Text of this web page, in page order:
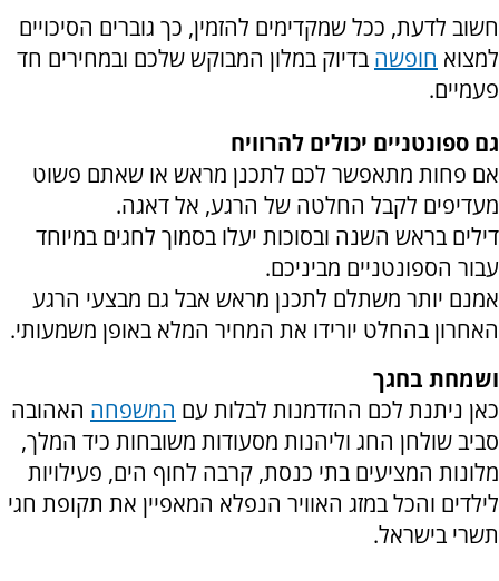
חשוב לדעת, ככל שמקדימים להזמין, כך גוברים הסיכויים
למצוא חופשה בדיוק במלון המבוקש שלכם ובמחירים חד
פעמיים.
גם ספונטניים יכולים להרוויח
אם פחות מתאפשר לכם לתכנן מראש או שאתם פשוט
מעדיפים לקבל החלטה של הרגע, אל דאגה.
דילים בראש השנה ובסוכות יעלו בסמוך לחגים במיוחד
עבור הספונטניים מביניכם.
אמנם יותר משתלם לתכנן מראש אבל גם מבצעי הרגע
האחרון בהחלט יורידו את המחיר המלא באופן משמעותי.
ושמחת בחגך
כאן ניתנת לכם ההזדמנות לבלות עם המשפחה האהובה
סביב שולחן החג וליהנות מסעודות משובחות כיד המלך,
מלונות המציעים בתי כנסת, קרבה לחוף הים, פעילויות
לילדים והכל במזג האוויר הנפלא המאפיין את תקופת חגי
תשרי בישראל.